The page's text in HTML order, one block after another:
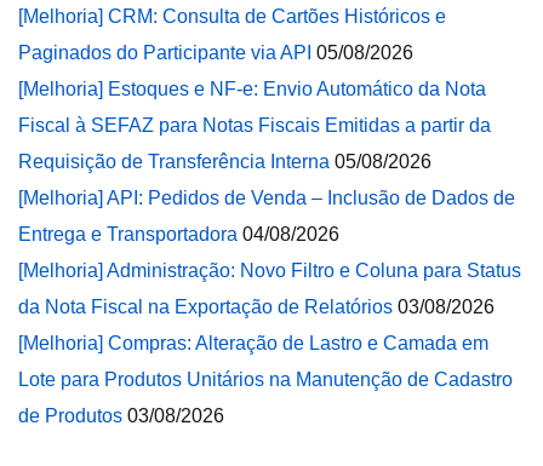
[Melhoria] CRM: Consulta de Cartões Históricos e
Paginados do Participante via API 05/08/2026
[Melhoria] Estoques e NF-e: Envio Automático da Nota
Fiscal à SEFAZ para Notas Fiscais Emitidas a partir da
Requisição de Transferência Interna 05/08/2026
[Melhoria] API: Pedidos de Venda – Inclusão de Dados de
Entrega e Transportadora 04/08/2026
[Melhoria] Administração: Novo Filtro e Coluna para Status
da Nota Fiscal na Exportação de Relatórios 03/08/2026
[Melhoria] Compras: Alteração de Lastro e Camada em
Lote para Produtos Unitários na Manutenção de Cadastro
de Produtos 03/08/2026